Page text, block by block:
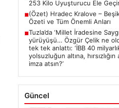
253 Kilo Uyuşturucu Ele
■(Özet) Hradec Kralove –
Özeti ve Tüm Önemli Anları
■Tuzla’da ‘Millet İradesine
yürüyüşü… Özgür Çelik ne
tek tek anlattı: ‘İBB 40
yolsuzluğun altına, hırsızlığın
imza atsın?’
Güncel